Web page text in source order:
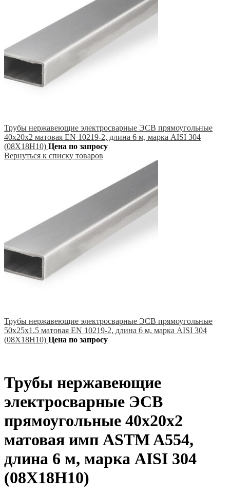
Трубы нержавеющие электросварные ЭСВ прямоугольные
40х20х2 матовая EN 10219-2, длина 6 м, марка AISI 304
(08Х18Н10) Цена по запросу
Вернуться к списку товаров
Трубы нержавеющие электросварные ЭСВ прямоугольные
50х25х1.5 матовая EN 10219-2, длина 6 м, марка AISI 304
(08Х18Н10) Цена по запросу
Трубы нержавеющие
электросварные ЭСВ
прямоугольные 40х20х2
матовая имп ASTM A554,
длина 6 м, марка AISI 304
(08Х18Н10)